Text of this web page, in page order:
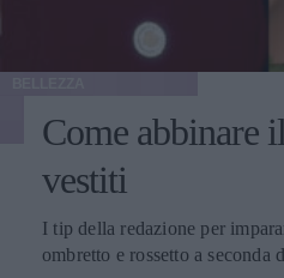
Come abbinare
vestiti
I tip della redazione per
ombretto e rossetto a seconda